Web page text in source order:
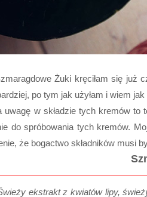
Żuki kręciłam się
po tym jak użyłam i wiem
uwagę w składzie tych kremów
do spróbowania tych kremów.
że bogactwo składników musi
ekstrakt z kwiatów lipy,